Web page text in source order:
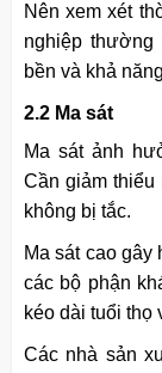
Nên xem xét
nghiệp thường
bền và khả
2.2 Ma sát
Ma sát ảnh
Cần giảm thiểu
không bị tắc.
Ma sát cao gây
các bộ phận
kéo dài tuổi thọ
Các nhà sản